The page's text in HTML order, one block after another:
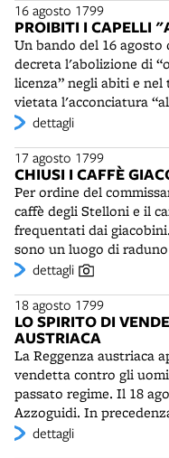
1799), interprete
Teatro Zagnoni,
Le opere vengono
L'assalto e la resa di
imperiali, composto e
scene del tutto nuove
presente all'azione
austriaca, con banda e
repliche di questi
serate importanti al
condizionata dagli
16 agosto 1799
PROIBITI I CAPELLI
Un bando del 16 agosto
decreta l'abolizione di
licenza” negli abiti e
vietata l'acconciatura
chi viene trovato in
libertinaggio”, è
nuovo editto contro “il
emanato il 21
patriottica, alla
anelle grandi alle
uomini - e i pantaloni
inoltre proibito portare
dettagli
17 agosto 1799
CHIUSI I CAFFÈ
Per ordine del
caffè degli Stelloni e il
frequentati dai
sono un luogo di
e teatro delle sfuriate
"Discussioni
settembre è la volta
libreria e stamperia dei
dell'Archiginnasio. Ai
"Monitore Bolognese",
la bottega di Jacopo
viene tratto in arresto.
accusati di diffondere
dettagli
18 agosto 1799
LO SPIRITO DI
AUSTRIACA
La Reggenza austriaca
vendetta contro gli
passato regime. Il 18
Azzoguidi. In
commerciante di tessuti
dettagli